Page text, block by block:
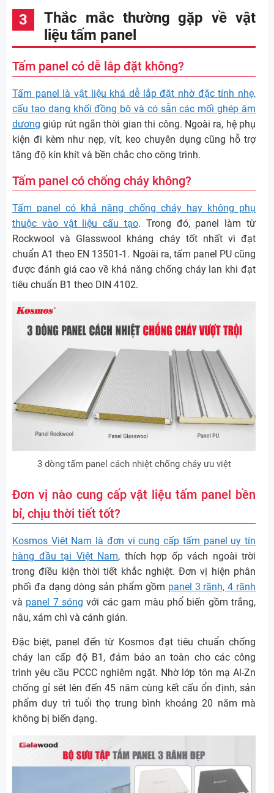
Thắc mắc thường gặp về vật
liệu tấm panel
Tấm panel có dễ lắp đặt không?
Tấm panel là vật liệu khá dễ lắp đặt nhờ đặc tính nhẹ,
cấu tạo dạng khối đồng bộ và có sẵn các mối ghép âm
dương giúp rút ngắn thời gian thi công. Ngoài ra, hệ phụ
kiện đi kèm như nẹp, vít, keo chuyên dụng cũng hỗ trợ
tăng độ kín khít và bền chắc cho công trình.
Tấm panel có chống cháy không?
Tấm panel có khả năng chống cháy hay không phụ
thuộc vào vật liệu cấu tạo. Trong đó, panel làm từ
Rockwool và Glasswool kháng cháy tốt nhất vì đạt
chuẩn A1 theo EN 13501-1. Ngoài ra, tấm panel PU cũng
được đánh giá cao về khả năng chống cháy lan khi đạt
tiêu chuẩn B1 theo DIN 4102.
3 dòng tấm panel cách nhiệt chống cháy ưu việt
Đơn vị nào cung cấp vật liệu tấm panel bền
bỉ, chịu thời tiết tốt?
Kosmos Việt Nam là đơn vị cung cấp tấm panel uy tín
hàng đầu tại Việt Nam, thích hợp ốp vách ngoài trời
trong điều kiện thời tiết khắc nghiệt. Đơn vị hiện phân
phối đa dạng dòng sản phẩm gồm panel 3 rãnh, 4 rãnh
và panel 7 sóng với các gam màu phổ biến gồm trắng,
nâu, xám chì và cánh gián.
Đặc biệt, panel đến từ Kosmos đạt tiêu chuẩn chống
cháy lan cấp độ B1, đảm bảo an toàn cho các công
trình yêu cầu PCCC nghiêm ngặt. Nhờ lớp tôn mạ Al-Zn
chống gỉ sét lên đến 45 năm cùng kết cấu ổn định, sản
phẩm duy trì tuổi thọ trung bình khoảng 20 năm mà
không bị biến dạng.